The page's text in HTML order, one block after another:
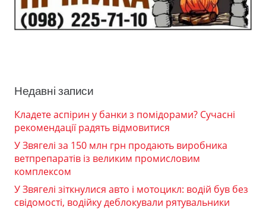
Недавні записи
Кладете аспірин у банки з помідорами? Сучасні
рекомендації радять відмовитися
У Звягелі за 150 млн грн продають виробника
ветпрепаратів із великим промисловим
комплексом
У Звягелі зіткнулися авто і мотоцикл: водій був без
свідомості, водійку деблокували рятувальники